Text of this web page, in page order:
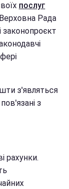
послуг
Рада
законопроєкт
з'являться
з
рахунки.